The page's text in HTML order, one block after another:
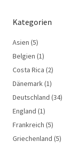
Kategorien
Asien (5)
Belgien (1)
Costa Rica (2)
Dänemark(1)
Deutschland (34)
England (1)
Frankreich (5)
Griechenland (5)